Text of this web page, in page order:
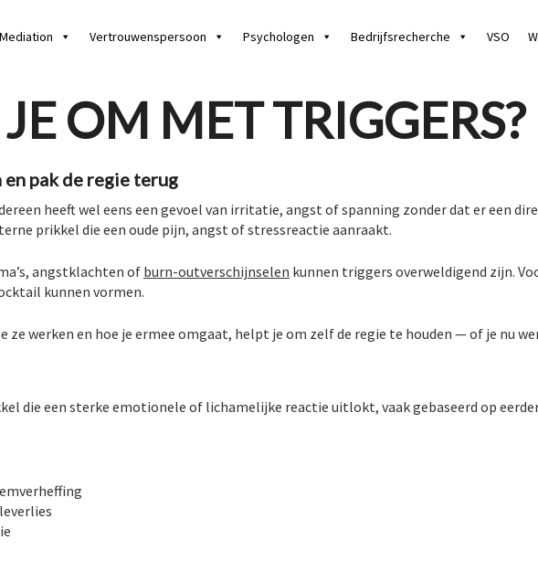
Mediation Vertrouwenspersoon Psychologen Bedrijfsrecherche VSO
OM MET TRIGGERS?
pak de regie terug
heeft wel eens een gevoel van irritatie, angst of spanning zonder dat er een
prikkel die een oude pijn, angst of stressreactie aanraakt.
angstklachten of burn-outverschijnselen kunnen triggers overweldigend zijn.
kunnen vormen.
werken en hoe je ermee omgaat, helpt je om zelf de regie te houden — of je nu
die een sterke emotionele of lichamelijke reactie uitlokt, vaak gebaseerd op